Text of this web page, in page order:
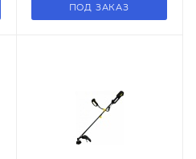
ПОД ЗАКАЗ